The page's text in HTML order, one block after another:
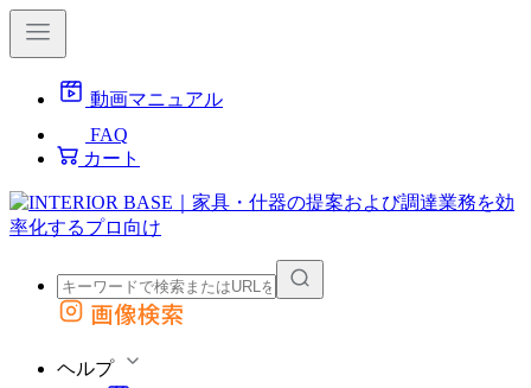
動画マニュアル
FAQ
カート
外部サイトの商品をカートに追加
画像検索
ヘルプ